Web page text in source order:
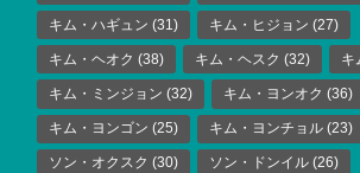
キム・ハギュン (31) キム・ヒジョン (27)
キム・ヘオク (38) キム・ヘスク (32) キ
キム・ミンジョン (32) キム・ヨンオク (36)
キム・ヨンゴン (25) キム・ヨンチョル (23)
ソン・オクスク (30) ソン・ドンイル (26)